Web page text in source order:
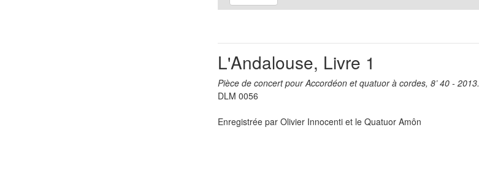
L'Andalouse, Livre 1
Pièce de concert pour Accordéon et quatuor à cordes, 8’ 40 - 2013.
DLM 0056
Enregistrée par Olivier Innocenti et le Quatuor Amôn